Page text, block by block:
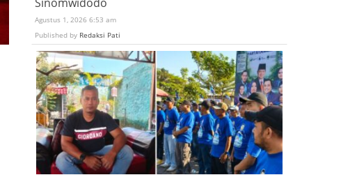
Agustus 1, 2026 6:53 am
Published by Redaksi Pati